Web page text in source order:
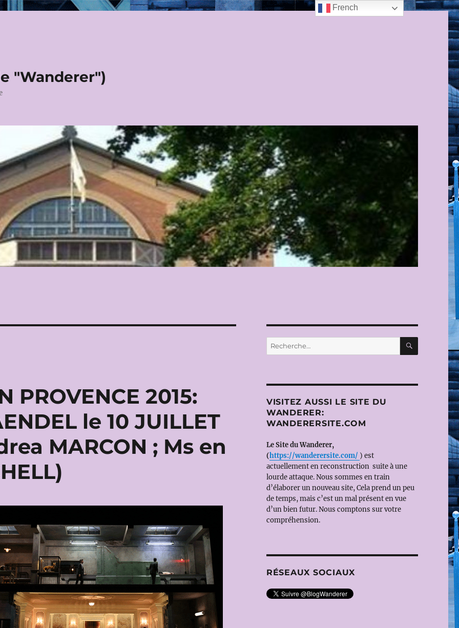
"Wanderer")
PROVENCE 2015:
le 10 JUILLET
MARCON ; Ms en
Recherche
pour :
VISITEZ AUSSI LE SITE DU
WANDERER:
WANDERERSITE.COM
Le Site du Wanderer,
(https://wanderersite.com/ ) est
actuellement en reconstruction suite à une
lourde attaque. Nous sommes en train
d’élaborer un nouveau site, Cela prend un peu
de temps, mais c’est un mal présent en vue
d’un bien futur. Nous comptons sur votre
compréhension.
RÉSEAUX SOCIAUX
French